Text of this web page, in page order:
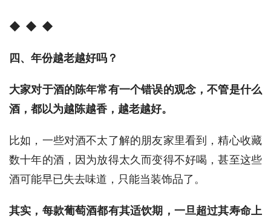
◆ ◆ ◆
四、年份越老越好吗？
大家对于酒的陈年常有一个错误的观念，不管是什么
酒，都以为越陈越香，越老越好。
比如，一些对酒不太了解的朋友家里看到，精心收藏
数十年的酒，因为放得太久而变得不好喝，甚至这些
酒可能早已失去味道，只能当装饰品了。
其实，每款葡萄酒都有其适饮期，一旦超过其寿命上